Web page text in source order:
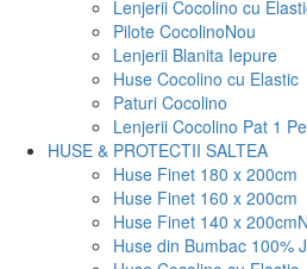
Lenjerii Cocolino cu
Pilote CocolinoNou
Lenjerii Blanita Iepure
Huse Cocolino cu Elastic
Paturi Cocolino
Lenjerii Cocolino Pat 1
HUSE & PROTECTII SALTEA
Huse Finet 180 x 200cm
Huse Finet 160 x 200cm
Huse Finet 140 x 200cm
Huse din Bumbac 100%